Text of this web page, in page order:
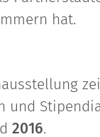
hat.
und
2016.